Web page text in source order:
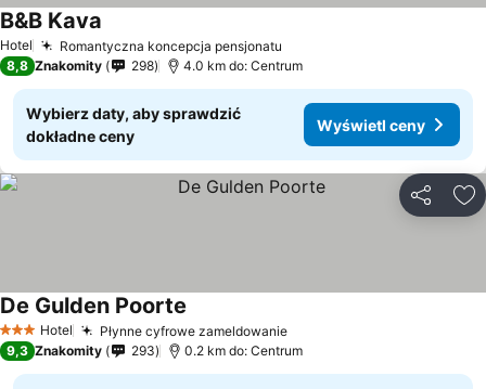
Hotel Romantyczna koncepcja pensjonatu
B&B Kava
8,8 Znakomity 298 4.0 km do: Centrum
Wybierz daty, aby sprawdzić
dokładne ceny
Wyświetl ceny
3 Kategoria
Hotel Płynne cyfrowe zameldowanie
De Gulden Poorte
9,3 Znakomity 293 0.2 km do: Centrum